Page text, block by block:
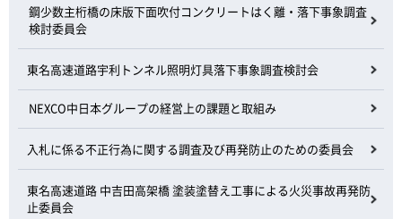
鋼少数主桁橋の床版下面吹付コンクリートはく離・落下事象調査
検討委員会
東名高速道路宇利トンネル照明灯具落下事象調査検討会
NEXCO中日本グループの経営上の課題と取組み
入札に係る不正行為に関する調査及び再発防止のための委員会
東名高速道路 中吉田高架橋 塗装塗替え工事による火災事故再発防
止委員会